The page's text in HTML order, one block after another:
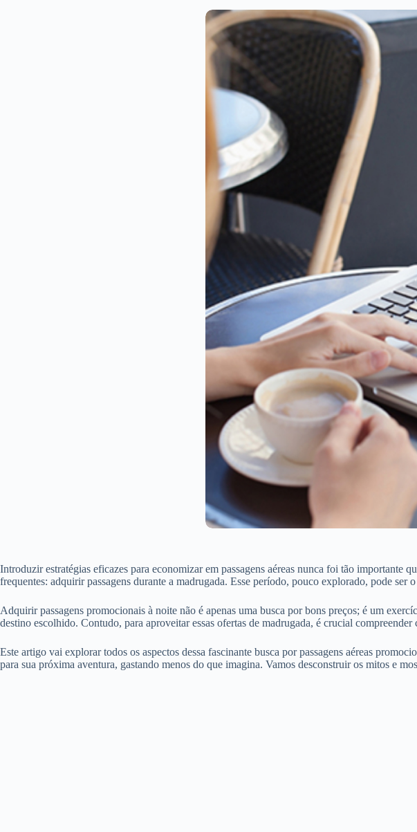
Introduzir estratégias eficazes para economizar em passagens aéreas nunca foi tão
frequentes: adquirir passagens durante a madrugada. Esse período, pouco explorado, pode
Adquirir passagens promocionais à noite não é apenas uma busca por bons preços; é um
destino escolhido. Contudo, para aproveitar essas ofertas de madrugada, é crucial
Este artigo vai explorar todos os aspectos dessa fascinante busca por passagens aéreas
para sua próxima aventura, gastando menos do que imagina. Vamos desconstruir os mitos e